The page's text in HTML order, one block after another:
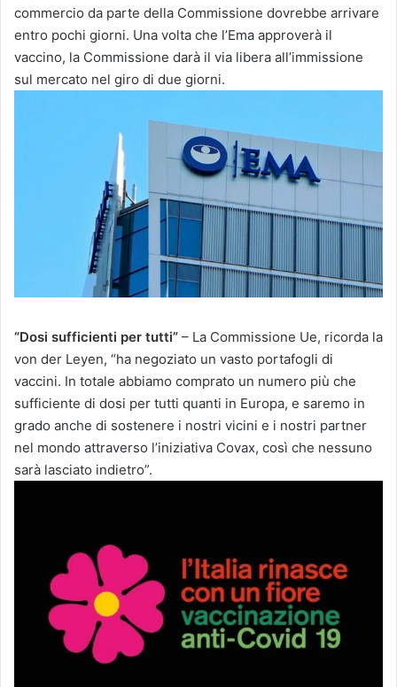
commercio da parte della Commissione dovrebbe arrivare
entro pochi giorni. Una volta che l’Ema approverà il
vaccino, la Commissione darà il via libera all’immissione
sul mercato nel giro di due giorni.
“Dosi sufficienti per tutti” – La Commissione Ue, ricorda la
von der Leyen, “ha negoziato un vasto portafogli di
vaccini. In totale abbiamo comprato un numero più che
sufficiente di dosi per tutti quanti in Europa, e saremo in
grado anche di sostenere i nostri vicini e i nostri partner
nel mondo attraverso l’iniziativa Covax, così che nessuno
sarà lasciato indietro”.